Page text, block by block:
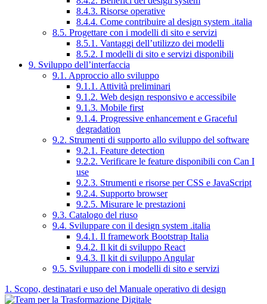
8.4.3. Risorse operative
8.4.4. Come contribuire al design system .italia
8.5. Progettare con i modelli di sito e servizi
8.5.1. Vantaggi dell’utilizzo dei modelli
8.5.2. I modelli di sito e servizi disponibili
9. Sviluppo dell’interfaccia
9.1. Approccio allo sviluppo
9.1.1. Attività preliminari
9.1.2. Web design responsivo e accessibile
9.1.3. Mobile first
9.1.4. Progressive enhancement e Graceful
degradation
9.2. Strumenti di supporto allo sviluppo del software
9.2.1. Feature detection
9.2.2. Verificare le feature disponibili con Can I
use
9.2.3. Strumenti e risorse per CSS e JavaScript
9.2.4. Supporto browser
9.2.5. Misurare le prestazioni
9.3. Catalogo del riuso
9.4. Sviluppare con il design system .italia
9.4.1. Il framework Bootstrap Italia
9.4.2. Il kit di sviluppo React
9.4.3. Il kit di sviluppo Angular
9.5. Sviluppare con i modelli di sito e servizi
1. Scopo, destinatari e uso del Manuale operativo di design